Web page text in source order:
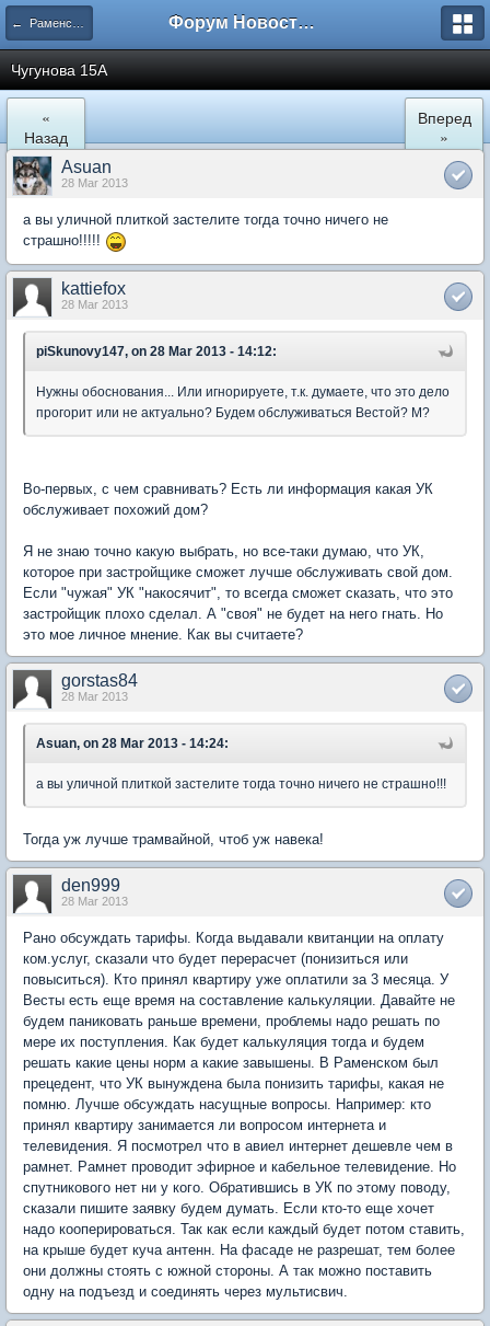
← Раменское Форум Новостройки
Чугунова 15А
«
Назад
Вперед
»
Asuan
28 Mar 2013
а вы уличной плиткой застелите тогда точно ничего не
страшно!!!!!
kattiefox
28 Mar 2013
piSkunovy147, on 28 Mar 2013 - 14:12:
Нужны обоснования... Или игнорируете, т.к. думаете, что это дело
прогорит или не актуально? Будем обслуживаться Вестой? М?
Во-первых, с чем сравнивать? Есть ли информация какая УК
обслуживает похожий дом?
Я не знаю точно какую выбрать, но все-таки думаю, что УК,
которое при застройщике сможет лучше обслуживать свой дом.
Если "чужая" УК "накосячит", то всегда сможет сказать, что это
застройщик плохо сделал. А "своя" не будет на него гнать. Но
это мое личное мнение. Как вы считаете?
gorstas84
28 Mar 2013
Asuan, on 28 Mar 2013 - 14:24:
а вы уличной плиткой застелите тогда точно ничего не страшно!!!
Тогда уж лучше трамвайной, чтоб уж навека!
den999
28 Mar 2013
Рано обсуждать тарифы. Когда выдавали квитанции на оплату
ком.услуг, сказали что будет перерасчет (понизиться или
повыситься). Кто принял квартиру уже оплатили за 3 месяца. У
Весты есть еще время на составление калькуляции. Давайте не
будем паниковать раньше времени, проблемы надо решать по
мере их поступления. Как будет калькуляция тогда и будем
решать какие цены норм а какие завышены. В Раменском был
прецедент, что УК вынуждена была понизить тарифы, какая не
помню. Лучше обсуждать насущные вопросы. Например: кто
принял квартиру занимается ли вопросом интернета и
телевидения. Я посмотрел что в авиел интернет дешевле чем в
рамнет. Рамнет проводит эфирное и кабельное телевидение. Но
спутникового нет ни у кого. Обратившись в УК по этому поводу,
сказали пишите заявку будем думать. Если кто-то еще хочет
надо кооперироваться. Так как если каждый будет потом ставить,
на крыше будет куча антенн. На фасаде не разрешат, тем более
они должны стоять с южной стороны. А так можно поставить
одну на подъезд и соединять через мультисвич.